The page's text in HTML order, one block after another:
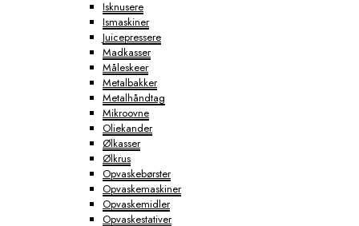
Isknusere
Ismaskiner
Juicepressere
Madkasser
Måleskeer
Metalbakker
Metalhåndtag
Mikroovne
Oliekander
Ølkasser
Ølkrus
Opvaskebørster
Opvaskemaskiner
Opvaskemidler
Opvaskestativer